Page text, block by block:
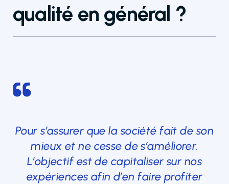
qualité en général ?
Pour s’assurer que la société fait de son
mieux et ne cesse de s’améliorer.
L’objectif est de capitaliser sur nos
expériences afin d’en faire profiter